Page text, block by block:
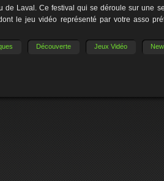
de Laval. Ce festival qui se déroule sur une
le jeu vidéo représenté par votre asso
Découverte Jeux Vidéo